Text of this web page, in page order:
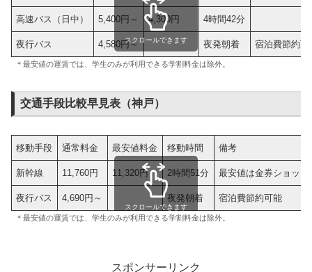
高速バス（日中） 5,400円～ 4,300円 4時間42分
夜行バス 4,580円～ 夜発朝着 宿泊費節約可
スクロールできます
＊最安値の運賃では、学生のみが利用できる学割料金は除外。
交通手段比較早見表（神戸）
移動手段 通常料金 最安値料金 移動時間 備考
新幹線 11,760円 11,320円 2時間51分 最安値は金券ショップ
夜行バス 4,690円～ 夜発朝着 宿泊費節約可能
スクロールできます
＊最安値の運賃では、学生のみが利用できる学割料金は除外。
スポンサーリンク